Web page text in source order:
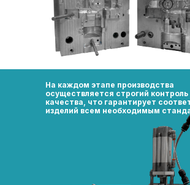
На каждом этапе производства
осуществляется строгий контроль
качества, что гарантирует
изделий всем необходимым